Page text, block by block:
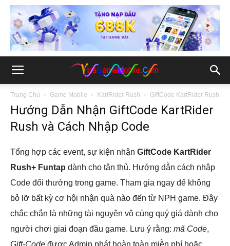
Trang Chủ Game Mobile KartRider Rush GiftCode KartRider Rush
Hướng Dẫn Nhận GiftCode KartRider
Rush và Cách Nhập Code
Tổng hợp các event, sự kiện nhận GiftCode KartRider
Rush+ Funtap dành cho tân thủ. Hướng dẫn cách nhập
Code đổi thưởng trong game. Tham gia ngay để không
bỏ lỡ bất kỳ cơ hội nhận quà nào đến từ NPH game. Đây
chắc chắn là những tài nguyên vô cùng quý giá dành cho
người chơi giai đoạn đầu game. Lưu ý rằng: mã Code,
Gift-Code được Admin phát hoàn toàn miễn phí hoặc